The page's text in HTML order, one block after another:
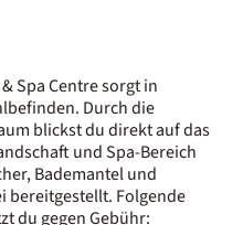
Spa Centre sorgt in
Durch die
blickst du direkt auf das
und Spa-Bereich
Bademantel und
bereitgestellt. Folgende
du gegen Gebühr: